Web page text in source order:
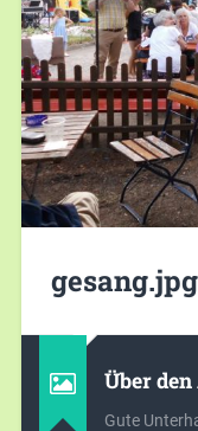
gesang.jpg
Über
Gute